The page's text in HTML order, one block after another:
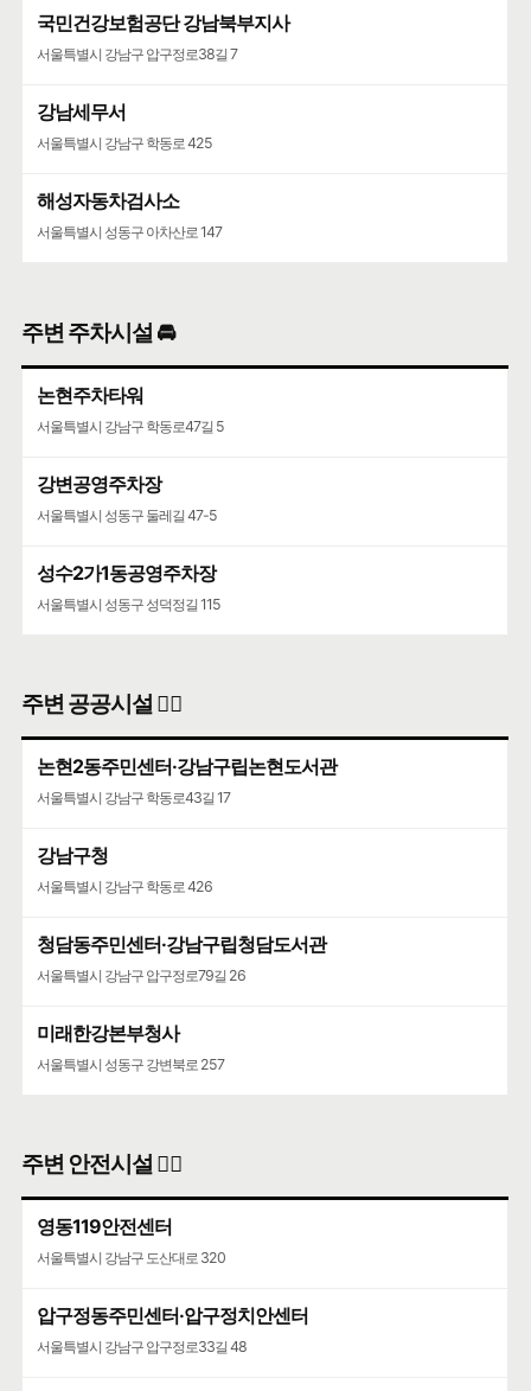
국민건강보험공단 강남북부지사
서울특별시 강남구 압구정로38길 7
강남세무서
서울특별시 강남구 학동로 425
해성자동차검사소
서울특별시 성동구 아차산로 147
주변 주차시설 🚘
논현주차타워
서울특별시 강남구 학동로47길 5
강변공영주차장
서울특별시 성동구 둘레길 47-5
성수2가1동공영주차장
서울특별시 성동구 성덕정길 115
주변 공공시설 👨‍✈️
논현2동주민센터·강남구립논현도서관
서울특별시 강남구 학동로43길 17
강남구청
서울특별시 강남구 학동로 426
청담동주민센터·강남구립청담도서관
서울특별시 강남구 압구정로79길 26
미래한강본부청사
서울특별시 성동구 강변북로 257
주변 안전시설 👮‍♀️
영동119안전센터
서울특별시 강남구 도산대로 320
압구정동주민센터·압구정치안센터
서울특별시 강남구 압구정로33길 48